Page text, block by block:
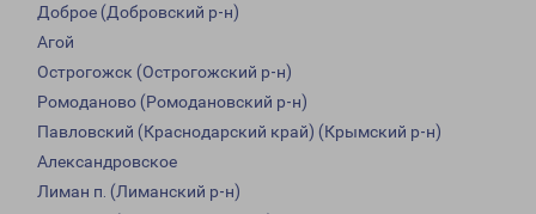
Доброе (Добровский р-н)
Агой
Острогожск (Острогожский р-н)
Ромоданово (Ромодановский р-н)
Павловский (Краснодарский край) (Крымский р-н)
Александровское
Лиман п. (Лиманский р-н)